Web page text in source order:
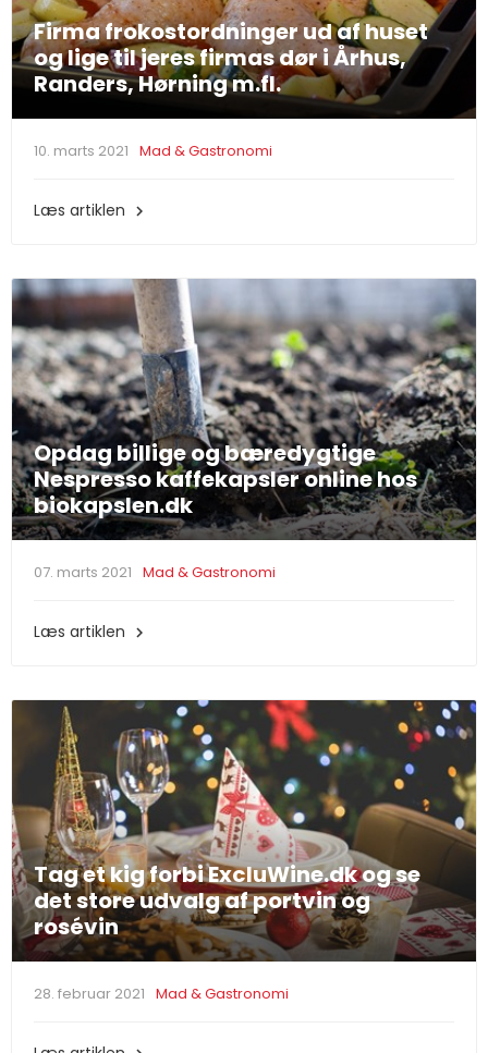
Firma frokostordninger ud af huset
og lige til jeres firmas dør i Århus,
Randers, Hørning m.fl.
10. marts 2021 Mad & Gastronomi
Læs artiklen 
Opdag billige og bæredygtige
Nespresso kaffekapsler online hos
biokapslen.dk
07. marts 2021 Mad & Gastronomi
Læs artiklen 
Tag et kig forbi ExcluWine.dk og se
det store udvalg af portvin og
rosévin
28. februar 2021 Mad & Gastronomi